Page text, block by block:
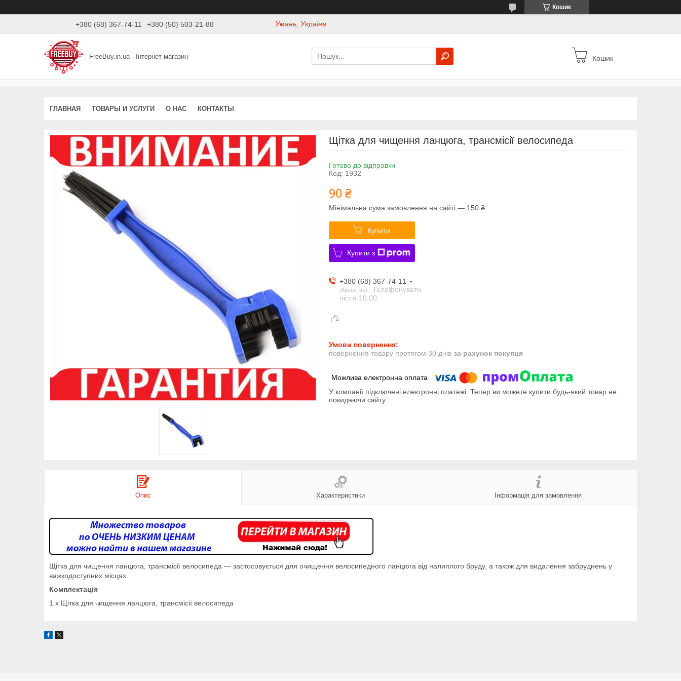
Кошик
+380 (68) 367-74-11 +380 (50) 503-21-88 Умань, Україна
FreeBuy.in.ua - Інтернет-магазин Кошик
ГЛАВНАЯ ТОВАРЫ И УСЛУГИ О НАС КОНТАКТЫ
Щітка для чищення ланцюга, трансмісії велосипеда
Готово до відправки
Код: 1932
90 ₴
Мінімальна сума замовлення на сайті — 150 ₴
Купити
Купити з
+380 (68) 367-74-11
Киевстар
Телефонувати
після 10:00
повернення товару протягом 30 днів за рахунок покупця
У компанії підключені електронні платежі. Тепер ви можете купити будь-який товар не
покидаючи сайту.
Опис Характеристики Інформація для замовлення
Щітка для чищення ланцюга, трансмісії велосипеда — застосовується для очищення велосипедного ланцюга від налиплого бруду, а також для видалення забруднень у
важкодоступних місцях.
Комплектація
1 x Щітка для чищення ланцюга, трансмісії велосипеда